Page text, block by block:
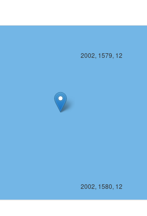
2002, 1579, 12
2002, 1580, 12